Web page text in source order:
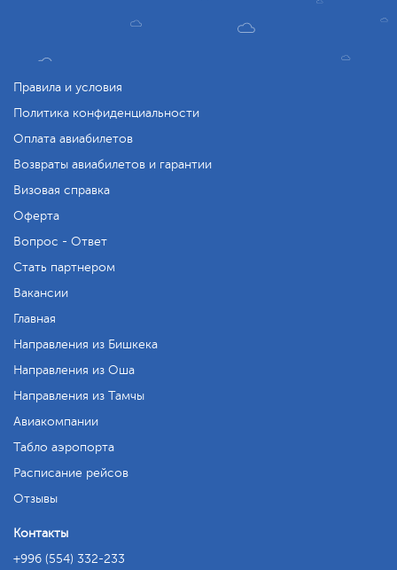
Правила и условия
Политика конфиденциальности
Оплата авиабилетов
Возвраты авиабилетов и гарантии
Визовая справка
Оферта
Вопрос - Ответ
Стать партнером
Вакансии
Главная
Направления из Бишкека
Направления из Оша
Направления из Тамчы
Авиакомпании
Табло аэропорта
Расписание рейсов
Отзывы
Контакты
+996 (554) 332-233